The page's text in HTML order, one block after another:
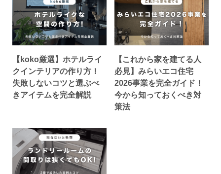
【koko厳選】ホテルライ
クインテリアの作り方！
失敗しないコツと選ぶべ
きアイテムを完全解説
【これから家を建てる人
必見】みらいエコ住宅
2026事業を完全ガイド！
今から知っておくべき対
策法